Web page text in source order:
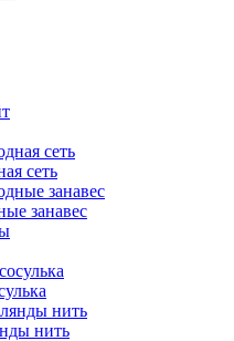
сеть
занавес
нить